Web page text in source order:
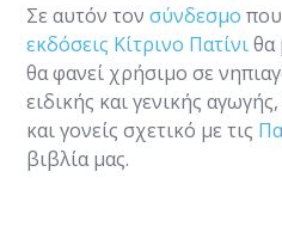
Σε αυτόν τονσύνδεσμο
εκδόσεις Κίτρινο Πατίνιθα
θα φανεί χρήσιμο σε
ειδικής και γενικής
και γονείς σχετικό με τις
βιβλία μας.